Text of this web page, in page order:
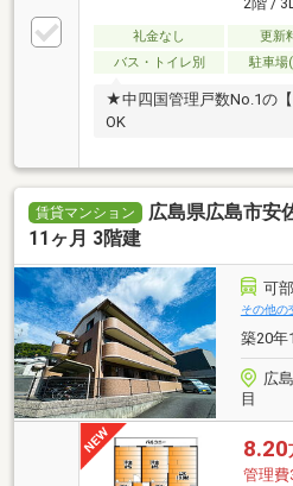
礼金なし 更新
バス・トイレ別
駐車場
★中四国管理戸数No.1の
OK
賃貸マンション
広島県広島市安
11ヶ月 3階建
可
その他の
築20年
広
目
8.20
管理費